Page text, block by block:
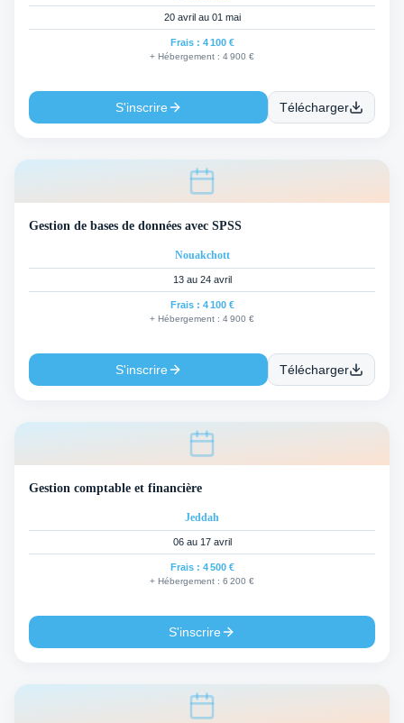
20 avril au 01 mai
Frais : 4 100 €
+ Hébergement : 4 900 €
S'inscrire Télécharger
Gestion de bases de données avec SPSS
Nouakchott
13 au 24 avril
Frais : 4 100 €
+ Hébergement : 4 900 €
S'inscrire Télécharger
Gestion comptable et financière
Jeddah
06 au 17 avril
Frais : 4 500 €
+ Hébergement : 6 200 €
S'inscrire